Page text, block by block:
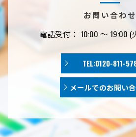
お問い合わせ
電話受付： 10:00 〜 19:00
TEL:0120-811-
メールでのお問い